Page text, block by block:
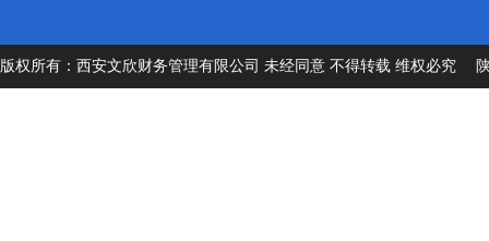
版权所有：西安文欣财务管理有限公司 未经同意 不得转载 维权必究